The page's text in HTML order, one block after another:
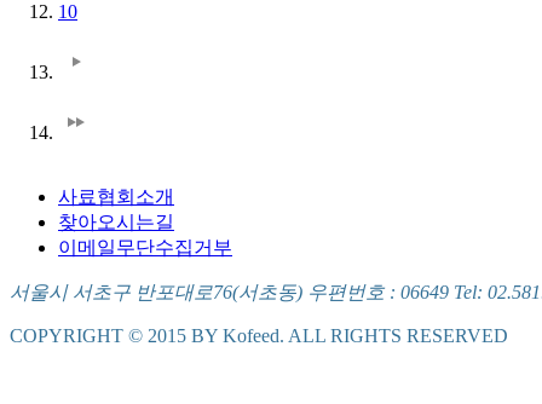
10
사료협회소개
찾아오시는길
이메일무단수집거부
서울시 서초구 반포대로76(서초동) 우편번호 : 06649 Tel:
COPYRIGHT © 2015 BY Kofeed. ALL RIGHTS RESERVED